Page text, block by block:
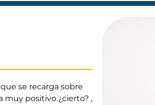
se recarga sobre
muy positivo ¿cierto? ,